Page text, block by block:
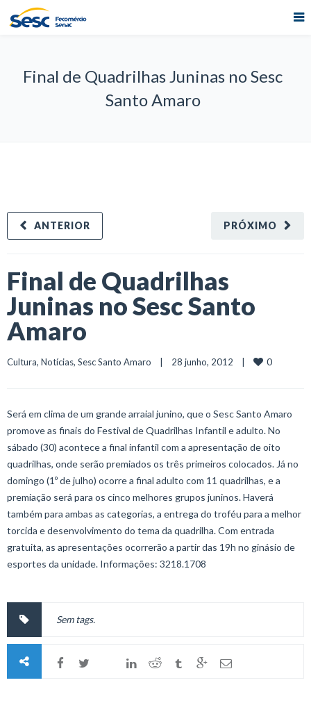
Final de Quadrilhas Juninas no Sesc
Santo Amaro
PRÓXIMO
ANTERIOR
Final de Quadrilhas
Juninas no Sesc Santo
Amaro
Cultura, Notícias, Sesc Santo Amaro
    |    28 junho, 2012    |
0
Será em clima de um grande arraial junino, que o Sesc Santo Amaro
promove as finais do Festival de Quadrilhas Infantil e adulto. No
sábado (30) acontece a final infantil com a apresentação de oito
quadrilhas, onde serão premiados os três primeiros colocados. Já no
domingo (1º de julho) ocorre a final adulto com 11 quadrilhas, e a
premiação será para os cinco melhores grupos juninos. Haverá
também para ambas as categorias, a entrega do troféu para a melhor
torcida e desenvolvimento do tema da quadrilha. Com entrada
gratuita, as apresentações ocorrerão a partir das 19h no ginásio de
esportes da unidade. Informações: 3218.1708
Sem tags.